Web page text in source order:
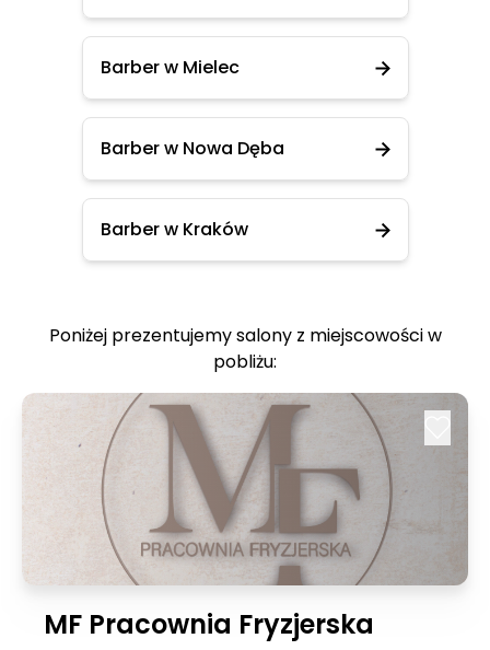
Barber w Mielec
Barber w Nowa Dęba
Barber w Kraków
Poniżej prezentujemy salony z miejscowości w
pobliżu:
MF Pracownia Fryzjerska